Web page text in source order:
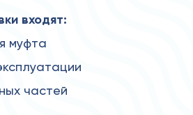
входят:
муфта
частей